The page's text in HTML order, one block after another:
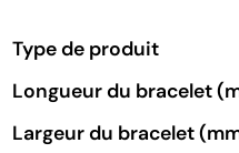
Type de produit
Longueur du bracelet
Largeur du bracelet